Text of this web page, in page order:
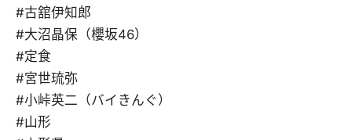
#古舘伊知郎
#大沼晶保（櫻坂46）
#定食
#宮世琉弥
#小峠英二（バイきんぐ）
#山形